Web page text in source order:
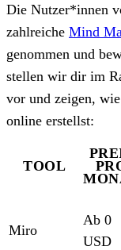
Die Nutzer*innen
zahlreiche Mind
genommen und
stellen wir dir im
vor und zeigen,
online erstellst:
TOOL
Miro
Ab 0
USD